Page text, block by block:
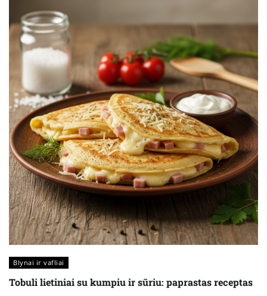
Blynai ir vafliai
Tobuli lietiniai su kumpiu ir sūriu: paprastas receptas